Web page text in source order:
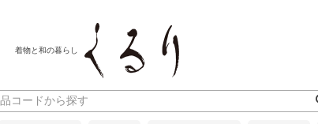
着物と和の暮らし